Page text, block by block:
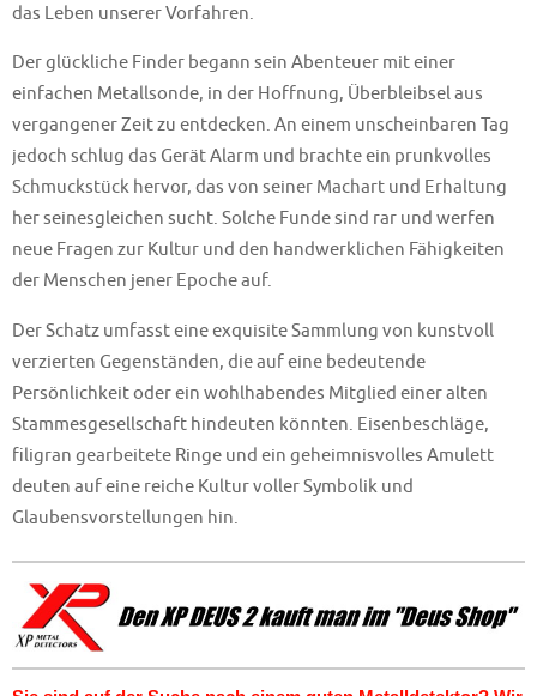
das Leben unserer Vorfahren.
Der glückliche Finder begann sein Abenteuer mit einer
einfachen Metallsonde, in der Hoffnung, Überbleibsel aus
vergangener Zeit zu entdecken. An einem unscheinbaren Tag
jedoch schlug das Gerät Alarm und brachte ein prunkvolles
Schmuckstück hervor, das von seiner Machart und Erhaltung
her seinesgleichen sucht. Solche Funde sind rar und werfen
neue Fragen zur Kultur und den handwerklichen Fähigkeiten
der Menschen jener Epoche auf.
Der Schatz umfasst eine exquisite Sammlung von kunstvoll
verzierten Gegenständen, die auf eine bedeutende
Persönlichkeit oder ein wohlhabendes Mitglied einer alten
Stammesgesellschaft hindeuten könnten. Eisenbeschläge,
filigran gearbeitete Ringe und ein geheimnisvolles Amulett
deuten auf eine reiche Kultur voller Symbolik und
Glaubensvorstellungen hin.